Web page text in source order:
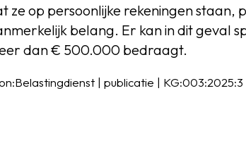
ze op persoonlijke rekeningen
belang. Er kan in dit geval
dan € 500.000 bedraagt.
| publicatie | KG:003:2025:3